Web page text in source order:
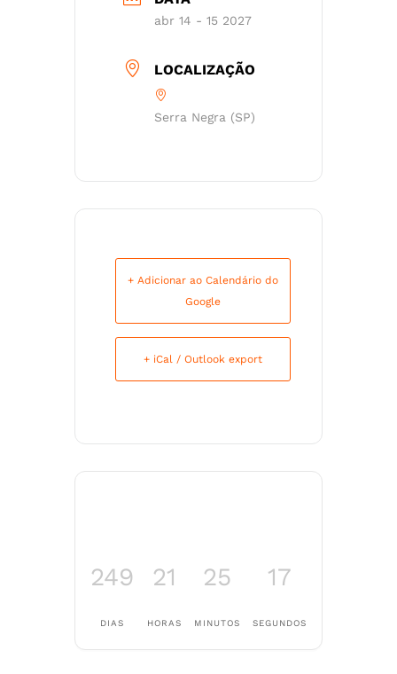
abr 14 - 15 2027
LOCALIZAÇÃO
Serra Negra (SP)
+ Adicionar ao Calendário do
Google
+ iCal / Outlook export
249
DIAS
21
HORAS
25
MINUTOS
17
SEGUNDOS